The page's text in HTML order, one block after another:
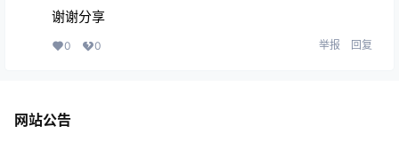
谢谢分享
0 0 举报 回复
网站公告